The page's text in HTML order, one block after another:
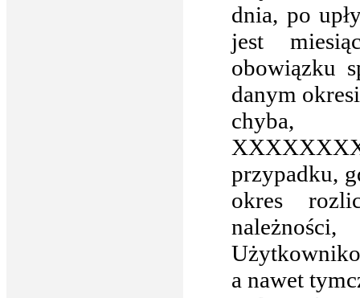
dnia, po
jest
obowiązku
danym
przypadku,
okres
a nawet